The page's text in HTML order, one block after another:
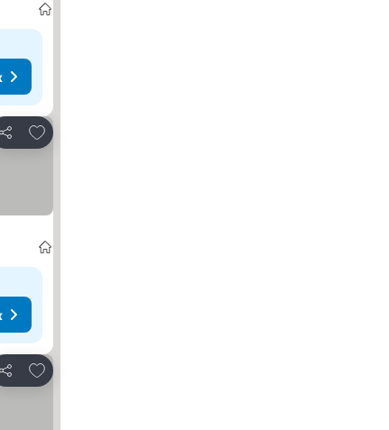
Partager
Ajouter à mes favoris
Partager
Ajouter à mes favoris